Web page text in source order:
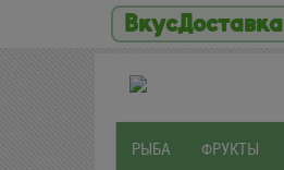
ВкусДоставка
РЫБА ФРУКТЫ